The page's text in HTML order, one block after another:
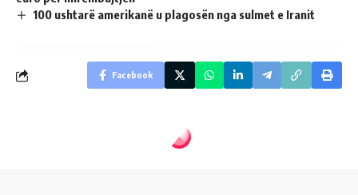
100 ushtarë amerikanë u plagosën nga sulmet e Iranit
Facebook